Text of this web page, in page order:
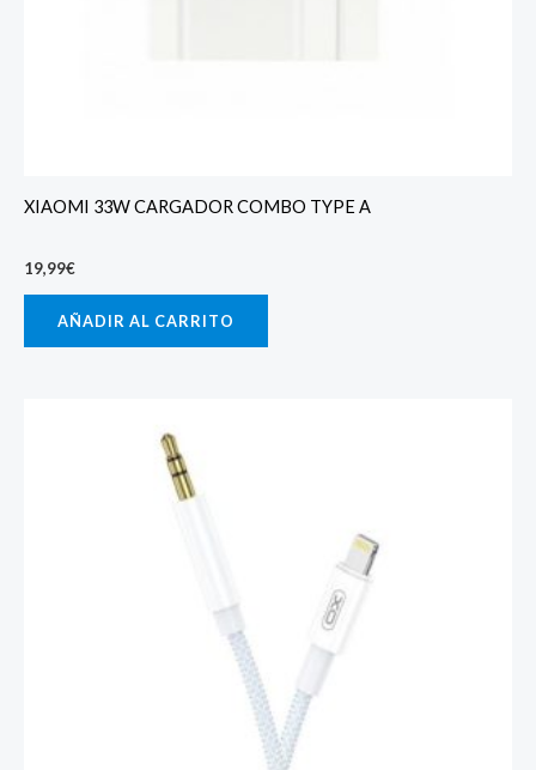
XIAOMI 33W CARGADOR COMBO TYPE A
19,99€
AÑADIR AL CARRITO